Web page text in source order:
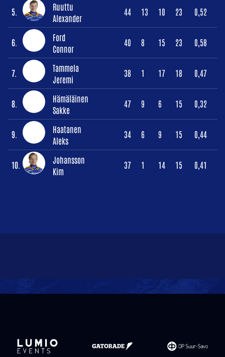
5.
Ruuttu
Alexander
44 13 10 23 0,52
6.
Ford
Connor
40 8 15 23 0,58
7.
Tammela
Jeremi
38 1 17 18 0,47
8.
Hämäläinen
Sakke
47 9 6 15 0,32
9.
Haatanen
Aleks
34 6 9 15 0,44
10.
Johansson
Kim
37 1 14 15 0,41